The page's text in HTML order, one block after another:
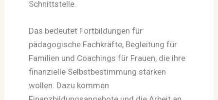
Schnittstelle.
Das bedeutet Fortbildungen für
pädagogische Fachkräfte, Begleitung für
Familien und Coachings für Frauen, die ihre
finanzielle Selbstbestimmung stärken
wollen. Dazu kommen